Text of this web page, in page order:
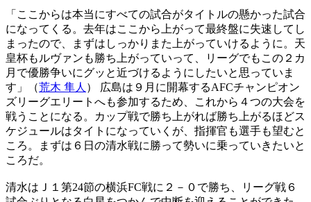
「ここからは本当にすべての試合がタイトルの懸かった試合
になってくる。去年はここから上がって最終盤に失速してし
まったので、まずはしっかりまた上がっていけるように。天
皇杯もルヴァンも勝ち上がっていって、リーグでもこの２カ
月で優勝争いにグッと近づけるようにしたいと思っていま
す」（荒木 隼人 ） 広島は９月に開幕するAFCチャンピオン
ズリーグエリートへも参加するため、これから４つの大会を
戦うことになる。カップ戦で勝ち上がれば勝ち上がるほどス
ケジュールはタイトになっていくが、指揮官も選手も望むと
ころ。まずは６日の清水戦に勝って勢いに乗っていきたいと
ころだ。
清水はＪ１第24節の横浜FC戦に２－０で勝ち、リーグ戦６